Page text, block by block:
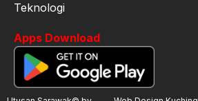
Teknologi
Apps Download